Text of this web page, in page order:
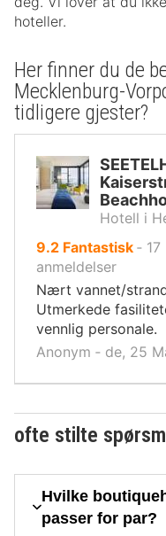
hoteller.
Her finner du de
Mecklenburg-
tidligere gjester?
Hotell i
9.2 av
10,
Fantastisk ‐ 17
anmeldelser
Nært vannet/
Utmerkede
vennlig personale.
Anonym ‐ de, 25
ofte stilte
Hvilke
passer for par?